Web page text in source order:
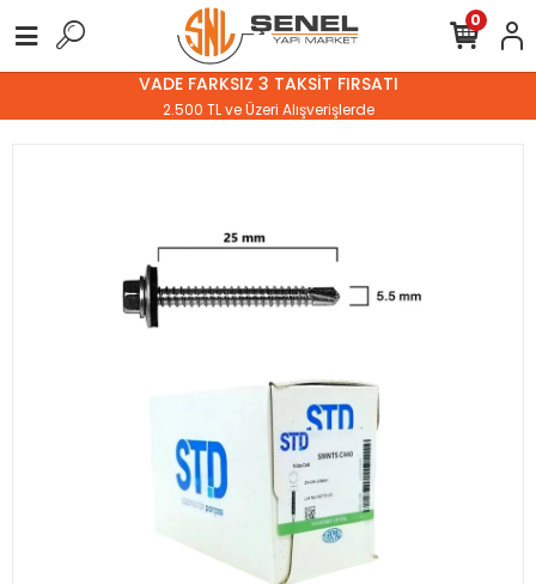
VADE FARKSIZ 3 TAKSİT FIRSATI
2.500 TL ve Üzeri Alışverişlerde
0